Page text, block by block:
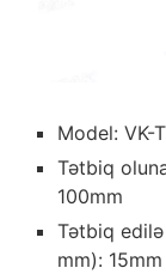
Model: VK-
Tətbiq
100mm
Tətbiq
mm):